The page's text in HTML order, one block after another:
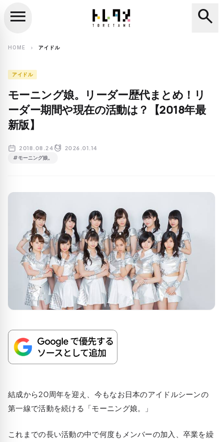
search
menu search
HOME chevron_right アイドル
アイドル
モーニング娘。リーダー歴代まとめ！リ
ーダー期間や現在の活動は？【2018年最
新版】
2018.08.24 2026.01.14
#モーニング娘。
結成から20周年を迎え、今もなお日本のアイドルシーンの
第一線で活動を続ける「モーニング娘。」
これまでの長い活動の中で何度もメンバーの加入、卒業を繰